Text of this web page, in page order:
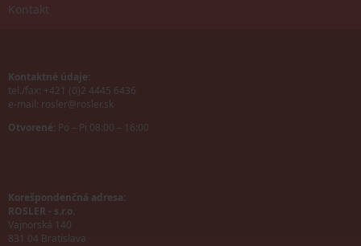
Kontakt
Kontaktné údaje:
tel./fax: +421 (0)2 4445 6436
e-mail: rosler@rosler.sk
Otvorené: Po – Pi 08:00 – 16:00
Korešpondenčná adresa:
ROSLER - s.r.o.
Vajnorská 140
831 04 Bratislava